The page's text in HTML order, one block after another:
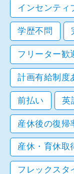
インセンティ
学歴不問
フリーター歓
計画有給制度
前払い 英
産休後の復帰
産休・育休取
フレックスタ